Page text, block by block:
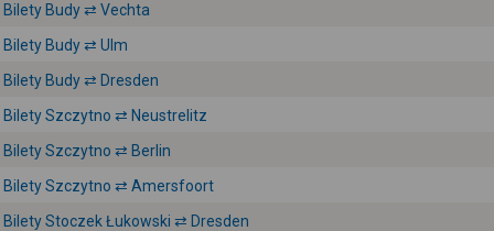
Bilety Budy ⇄ Vechta
Bilety Budy ⇄ Ulm
Bilety Budy ⇄ Dresden
Bilety Szczytno ⇄ Neustrelitz
Bilety Szczytno ⇄ Berlin
Bilety Szczytno ⇄ Amersfoort
Bilety Stoczek Łukowski ⇄ Dresden